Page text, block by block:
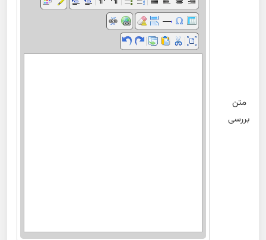
متن
بررسی